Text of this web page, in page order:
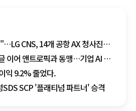
CNS, 14개 공항 AX 청사진
이어 앤트로픽과 동맹…기업 AI 판
익 9.2% 줄었다.
SCP '플래티넘 파트너' 승격